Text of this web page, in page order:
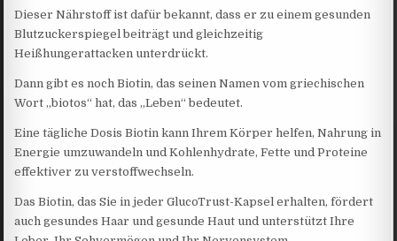
Dieser Nährstoff ist dafür bekannt, dass er zu einem gesunden
Blutzuckerspiegel beiträgt und gleichzeitig
Heißhungerattacken unterdrückt.
Dann gibt es noch Biotin, das seinen Namen vom griechischen
Wort „biotos“ hat, das „Leben“ bedeutet.
Eine tägliche Dosis Biotin kann Ihrem Körper helfen, Nahrung in
Energie umzuwandeln und Kohlenhydrate, Fette und Proteine
effektiver zu verstoffwechseln.
Das Biotin, das Sie in jeder GlucoTrust-Kapsel erhalten, fördert
auch gesundes Haar und gesunde Haut und unterstützt Ihre